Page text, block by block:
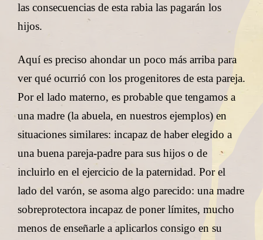
las consecuencias de esta rabia las pagarán los
hijos.
Aquí es preciso ahondar un poco más arriba para
ver qué ocurrió con los progenitores de esta pareja.
Por el lado materno, es probable que tengamos a
una madre (la abuela, en nuestros ejemplos) en
situaciones similares: incapaz de haber elegido a
una buena pareja-padre para sus hijos o de
incluirlo en el ejercicio de la paternidad. Por el
lado del varón, se asoma algo parecido: una madre
sobreprotectora incapaz de poner límites, mucho
menos de enseñarle a aplicarlos consigo en su